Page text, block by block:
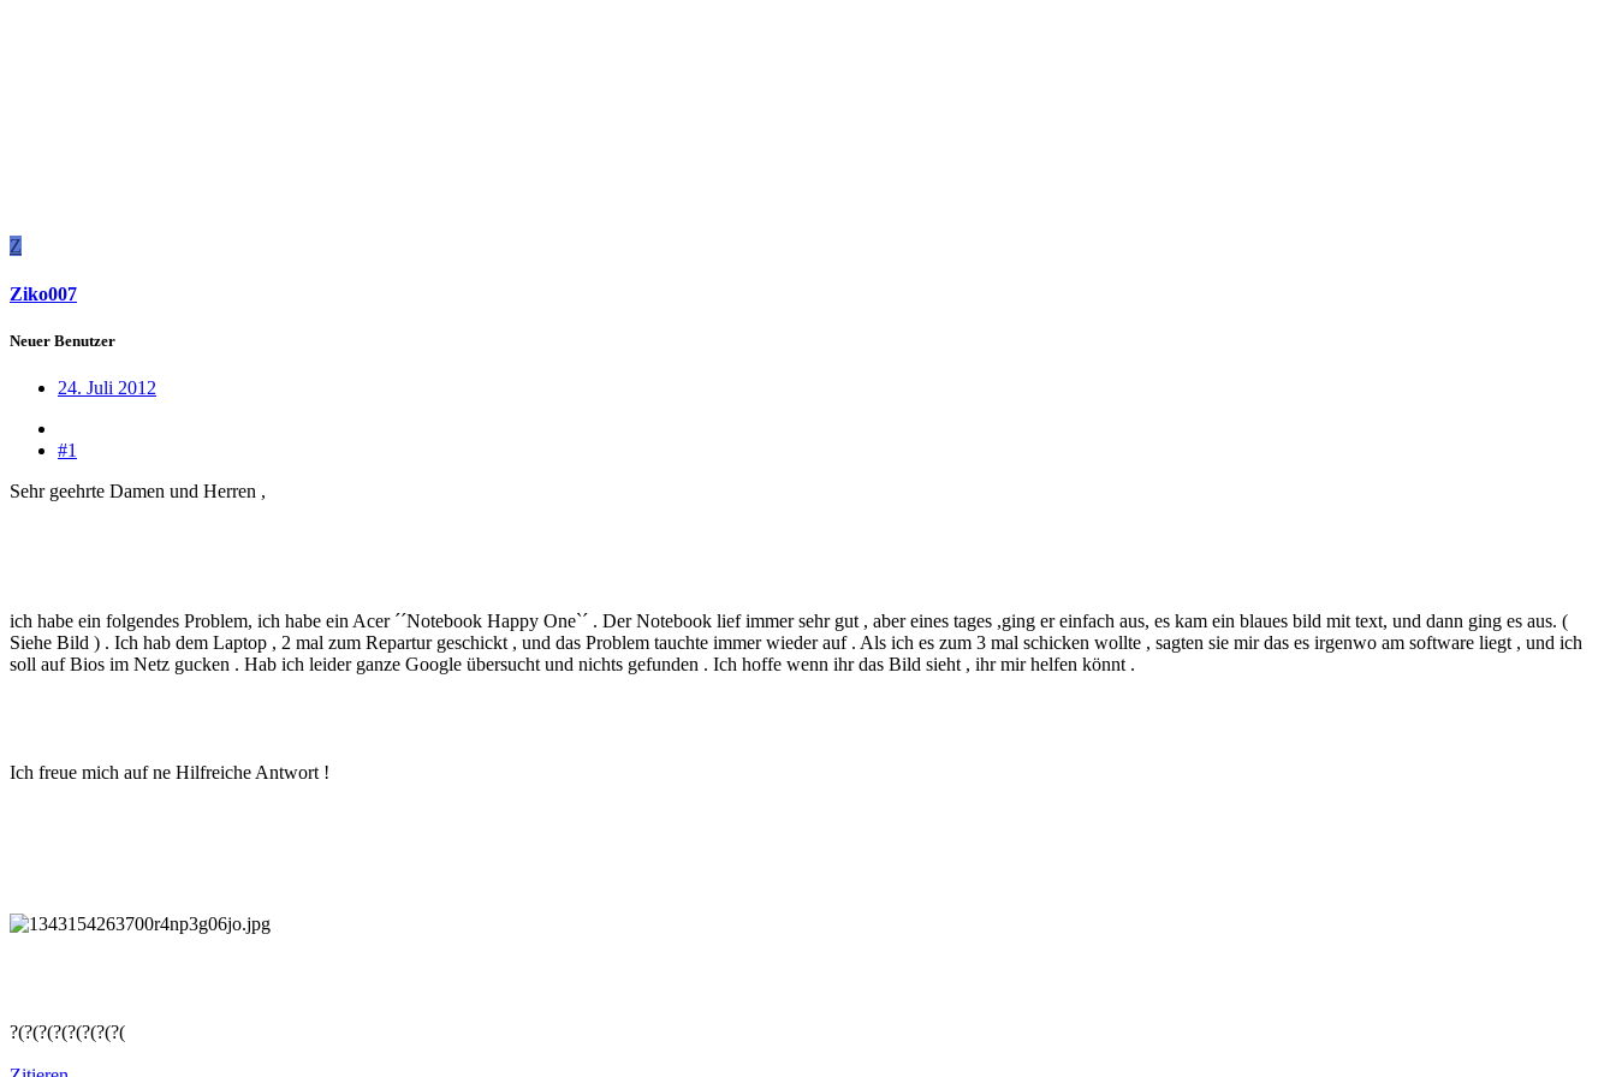
Z
Ziko007
Neuer Benutzer
24. Juli 2012
#1
Sehr geehrte Damen und Herren ,
ich habe ein folgendes Problem, ich habe ein Acer ´´Notebook Happy One`´ . Der Notebook lief immer sehr gut , aber eines tages ,ging er einfach aus, es kam ein blaues bild mit text, und dann ging es aus. (
Siehe Bild ) . Ich hab dem Laptop , 2 mal zum Repartur geschickt , und das Problem tauchte immer wieder auf . Als ich es zum 3 mal schicken wollte , sagten sie mir das es irgenwo am software liegt , und ich
soll auf Bios im Netz gucken . Hab ich leider ganze Google übersucht und nichts gefunden . Ich hoffe wenn ihr das Bild sieht , ihr mir helfen könnt .
Ich freue mich auf ne Hilfreiche Antwort !
?(?(?(?(?(?(?(?(